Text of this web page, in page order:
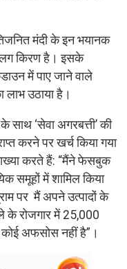
मंदी के इन भयानक
किरण है। इसके
में पाए जाने वाले
लाभ उठाया है।
‘सेवा अगरबत्ती’ की
करने पर खर्च किया गया
करते हैं: “मैंने फेसबुक
समूहों में शामिल किया
पर मैं अपने उत्पादों के
के रोजगार में 25,000
अफसोस नहीं है”।